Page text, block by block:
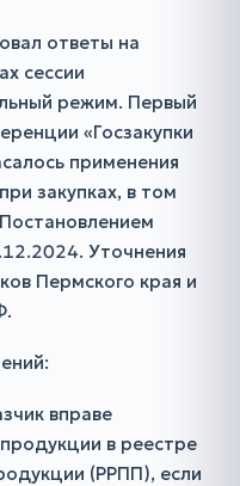
ответы на
сессии
режим. Первый
«Госзакупки
применения
закупках, в том
Уточнения
Пермского края и
вправе
в реестре
(РРПП), если